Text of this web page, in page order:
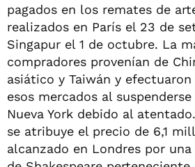
pagados en los remates de
realizados en París el 23 de
Singapur el 1 de octubre. La
compradores provenían de
asiático y Taiwán y
esos mercados al
Nueva York debido al
se atribuye el precio de 6,1
alcanzado en Londres por